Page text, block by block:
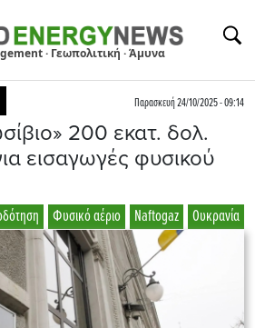
· Γεωπολιτική · Άμυνα
Παρασκευή 24/10/2025 - 09:14
200 εκατ. δολ.
εισαγωγές φυσικού
Ουκρανία
Naftogaz
Φυσικό αέριο